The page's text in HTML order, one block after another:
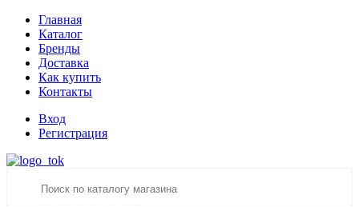
Главная
Каталог
Бренды
Доставка
Как купить
Контакты
Вход
Регистрация